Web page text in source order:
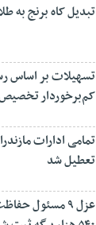
تبدیل کاه برنج به
تسهیلات بر اساس
کم‌برخوردار
تمامی ادارات
تعطیل شد
عزل ۹ مسئول